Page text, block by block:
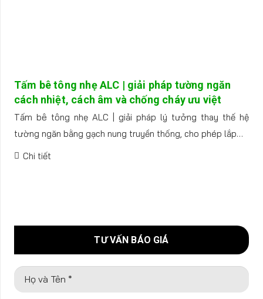
Tấm bê tông nhẹ ALC | giải pháp tường ngăn
cách nhiệt, cách âm và chống cháy ưu việt
Tấm bê tông nhẹ ALC | giải pháp lý tưởng thay thế hệ
tường ngăn bằng gạch nung truyền thống, cho phép lắp…
Chi tiết
TƯ VẤN BÁO GIÁ
Họ và Tên *